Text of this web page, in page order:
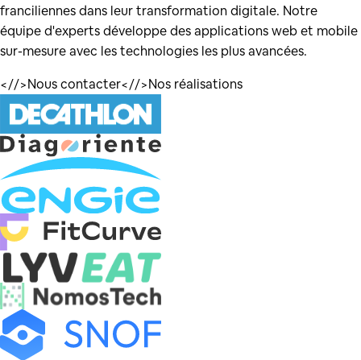
franciliennes dans leur transformation digitale. Notre
équipe d'experts développe des applications web et mobile
sur-mesure avec les technologies les plus avancées.
<//>Nous contacter<//>Nos réalisations